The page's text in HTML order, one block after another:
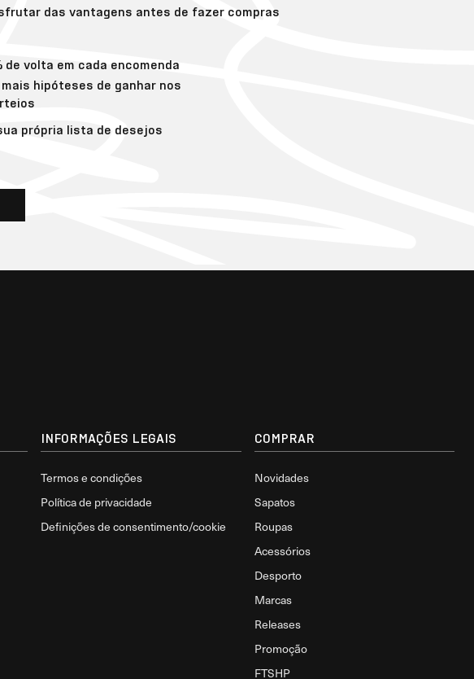
das vantagens antes de fazer compras
de volta em cada encomenda
mais hipóteses de ganhar nos
própria lista de desejos
INFORMAÇÕES LEGAIS
Termos e condições
Política de privacidade
Definições de consentimento/cookie
COMPRAR
Novidades
Sapatos
Roupas
Acessórios
Desporto
Marcas
Releases
Promoção
FTSHP